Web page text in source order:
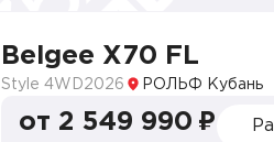
Belgee X70 FL
Style 4WD2026 РОЛЬФ Кубань
от 2 549 990 ₽